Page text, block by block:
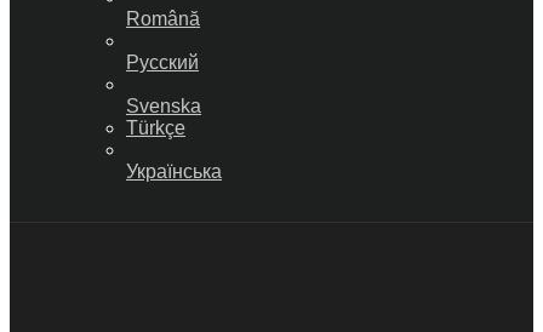
Română
Русский
Svenska
Türkçe
Українська